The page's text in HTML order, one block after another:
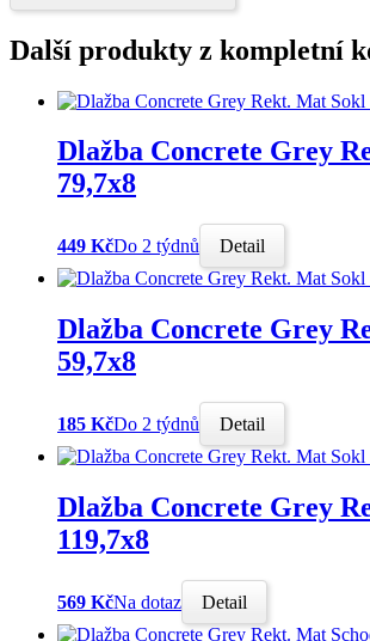
Další produkty z kompletní
Dlažba Concrete Grey
79,7x8
449 KčDo 2 týdnů Detail
Dlažba Concrete Grey
59,7x8
185 KčDo 2 týdnů Detail
Dlažba Concrete Grey
119,7x8
569 KčNa dotaz Detail